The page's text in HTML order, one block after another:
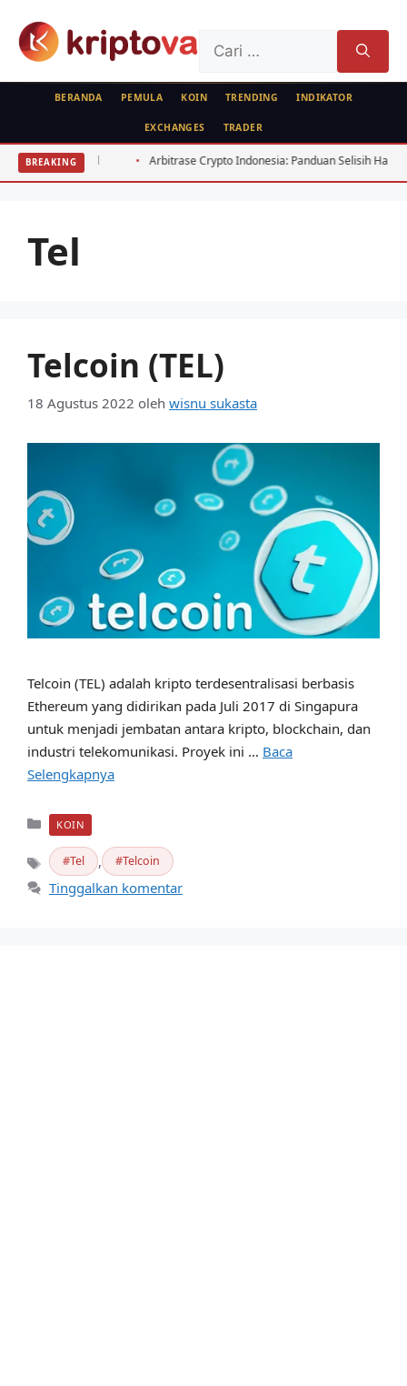
untuk:
BERANDA PEMULA KOIN TRENDING INDIKATOR
EXCHANGES TRADER
BREAKING
7 Fatal Arbitrase Crypto Indonesia: Panduan Selisih Harga BTC
Tel
Telcoin (TEL)
18 Agustus 2022 oleh wisnu sukasta
Telcoin (TEL) adalah kripto terdesentralisasi berbasis
Ethereum yang didirikan pada Juli 2017 di Singapura
untuk menjadi jembatan antara kripto, blockchain, dan
industri telekomunikasi. Proyek ini … Baca
Selengkapnya
Kategori
KOIN
Tag Tel , Telcoin
Tinggalkan komentar